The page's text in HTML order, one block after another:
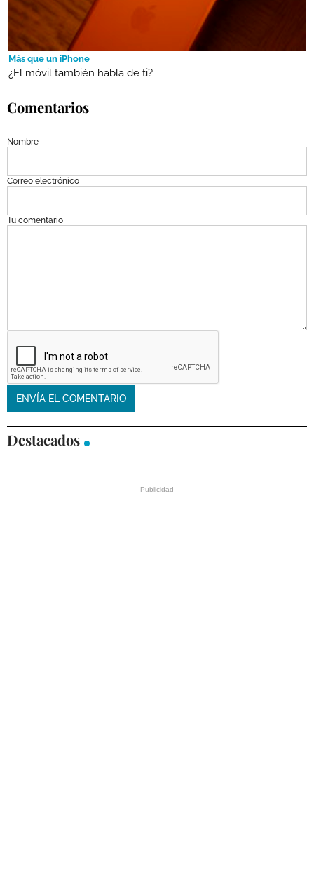
Más que un iPhone
¿El móvil también habla de ti?
Comentarios
Nombre
Correo electrónico
Tu comentario
Destacados